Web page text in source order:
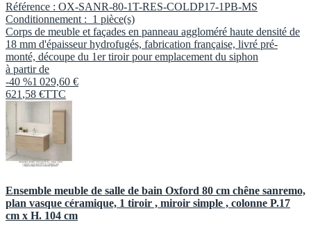
Référence : OX-SANR-80-1T-RES-COLDP17-1PB-MS
Conditionnement : 1 pièce(s)
Corps de meuble et façades en panneau aggloméré haute densité de
18 mm d'épaisseur hydrofugés, fabrication française, livré pré-
monté, découpe du 1er tiroir pour emplacement du siphon
à partir de
-40 %1 029,60 €
621 ,58 €TTC
Ensemble meuble de salle de bain Oxford 80 cm chêne sanremo,
plan vasque céramique, 1 tiroir , miroir simple , colonne P.17
cm x H. 104 cm